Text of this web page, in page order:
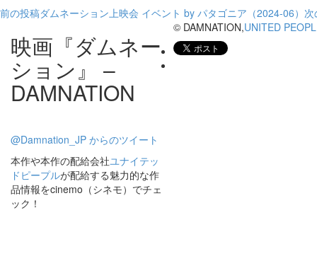
投
稿
ナ
ビ
ゲ
ー
シ
ョ
前の投稿ダムネーション上映会 イベント by パタゴニア（2024-06）
映画『ダムネー
ション』 –
DAMNATION
@Damnation_JP からのツイート
本作や本作の配給会社ユナイテッ
ドピープルが配給する魅力的な作
品情報をcinemo（シネモ）でチェ
ック！
© DAMNATION,UNITED